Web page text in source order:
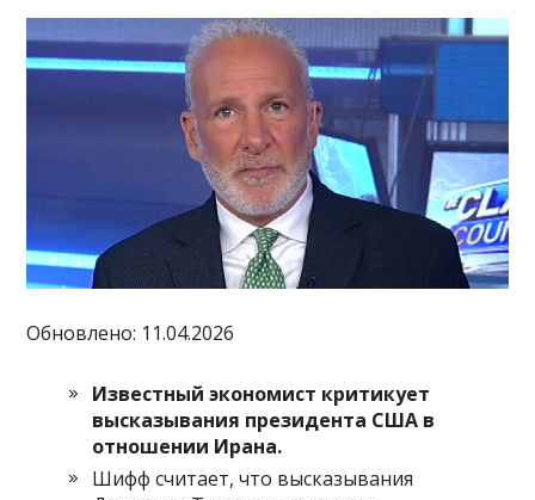
Обновлено: 11.04.2026
Известный экономист критикует
высказывания президента США в
отношении Ирана.
Шифф считает, что высказывания